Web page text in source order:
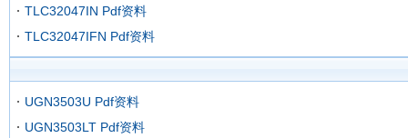
TLC32047IN Pdf资料
TLC32047IFN Pdf资料
UGN3503U Pdf资料
UGN3503LT Pdf资料